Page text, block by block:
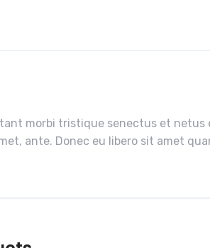
morbi tristique senectus et
ante. Donec eu libero sit amet